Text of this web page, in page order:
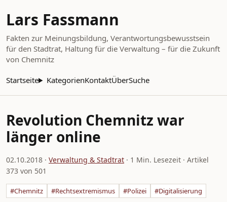
Lars Fassmann
Fakten zur Meinungsbildung, Verantwortungsbewusstsein
für den Stadtrat, Haltung für die Verwaltung – für die Zukunft
von Chemnitz
Startseite KategorienKontaktÜberSuche
Revolution Chemnitz war
länger online
02.10.2018 · Verwaltung & Stadtrat · 1 Min. Lesezeit · Artikel
373 von 501
#Chemnitz #Rechtsextremismus #Polizei #Digitalisierung